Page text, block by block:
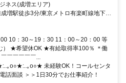
ネス(成増エリア)
増駅徒歩3分/東京メトロ有楽町線地下鉄
10：30～19：30 11：00～20：00 等
） ★希望休OK ★有給取得率100％ ＊働
￣￣￣￣￣...
｡o○★:..｡o○★ 未経験OK！コールセンタ
話面談 ＞＞1日30分でお仕事紹介！